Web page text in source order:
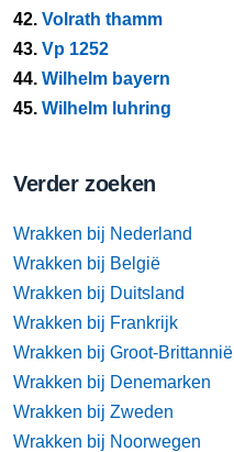
42. Volrath thamm
43. Vp 1252
44. Wilhelm bayern
45. Wilhelm luhring
Verder zoeken
Wrakken bij Nederland
Wrakken bij België
Wrakken bij Duitsland
Wrakken bij Frankrijk
Wrakken bij Groot-Brittannië
Wrakken bij Denemarken
Wrakken bij Zweden
Wrakken bij Noorwegen